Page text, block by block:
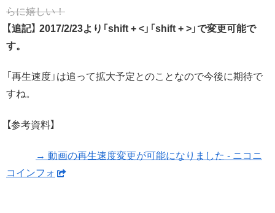
らに嬉しい！
【追記】 2017/2/23より「shift + <」「shift + >」で変更可能で
す。
「再生速度」は追って拡大予定とのことなので今後に期待で
すね。
【参考資料】
→ 動画の再生速度変更が可能になりました - ニコニ
コインフォ